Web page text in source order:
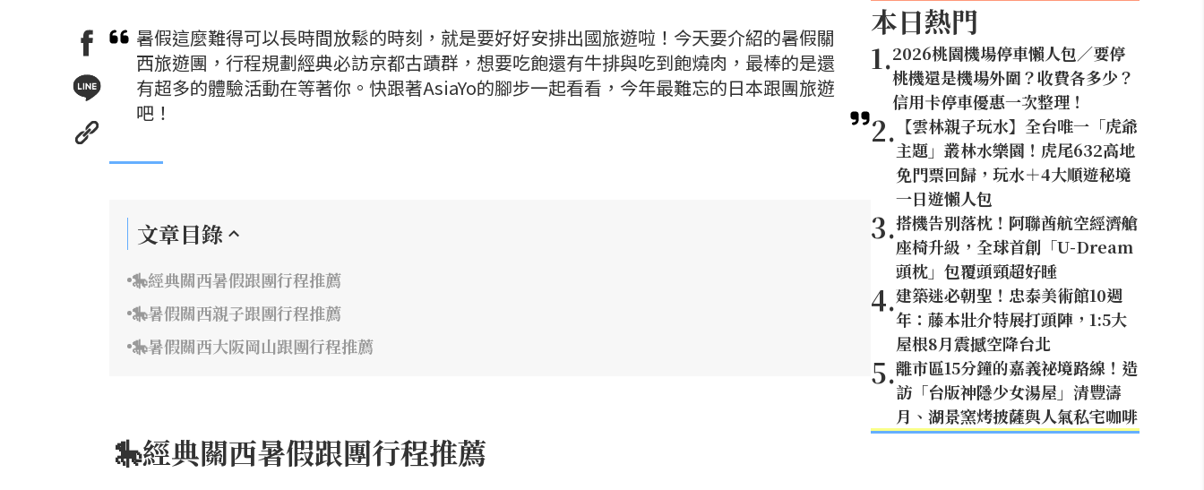
暑假這麼難得可以長時間放鬆的時刻，就是要好好安排出國旅遊啦！今天要介紹的暑假關
西旅遊團，行程規劃經典必訪京都古蹟群，想要吃飽還有牛排與吃到飽燒肉，最棒的是還
有超多的體驗活動在等著你。快跟著AsiaYo的腳步一起看看，今年最難忘的日本跟團旅遊
吧！
文章目錄
🎠經典關西暑假跟團行程推薦
🎠暑假關西親子跟團行程推薦
🎠暑假關西大阪岡山跟團行程推薦
🎠經典關西暑假跟團行程推薦
本日熱門
1.2026桃園機場停車懶人包／要停
桃機還是機場外圍？收費各多少？
信用卡停車優惠一次整理！
2. 【雲林親子玩水】全台唯一「虎爺
主題」叢林水樂園！虎尾632高地
免門票回歸，玩水＋4大順遊秘境
一日遊懶人包
3.搭機告別落枕！阿聯酋航空經濟艙
座椅升級，全球首創「U-Dream
頭枕」包覆頭頸超好睡
4.建築迷必朝聖！忠泰美術館10週
年：藤本壯介特展打頭陣，1:5大
屋根8月震撼空降台北
5.離市區15分鐘的嘉義祕境路線！造
訪「台版神隱少女湯屋」清豐濤
月、湖景窯烤披薩與人氣私宅咖啡